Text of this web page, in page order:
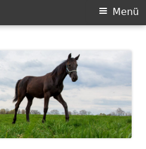
Menü